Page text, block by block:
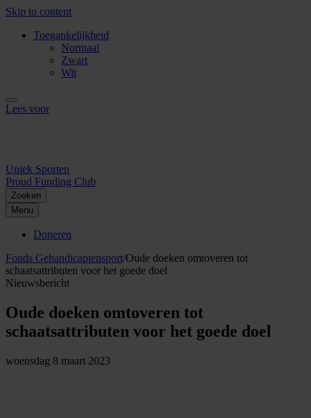
Skip to content
Toegankelijkheid
Normaal
Zwart
Wit
Lees voor
Uniek Sporten
Proud Funding Club
Zoeken
Menu
Doneren
Fonds Gehandicaptensport/Oude doeken omtoveren tot
schaatsattributen voor het goede doel
Nieuwsbericht
Oude doeken omtoveren tot
schaatsattributen voor het goede doel
woensdag 8 maart 2023